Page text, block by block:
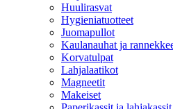
Huulirasvat
Hygieniatuotteet
Juomapullot
Kaulanauhat ja
Korvatulpat
Lahjalaatikot
Magneetit
Makeiset